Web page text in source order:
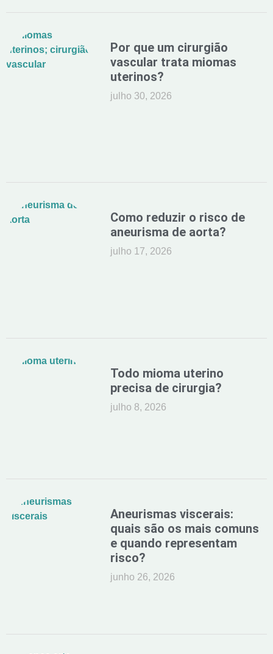
Por que um cirurgião
vascular trata miomas
uterinos?
julho 30, 2026
Como reduzir o risco de
aneurisma de aorta?
julho 17, 2026
Todo mioma uterino
precisa de cirurgia?
julho 8, 2026
Aneurismas viscerais:
quais são os mais comuns
e quando representam
risco?
junho 26, 2026